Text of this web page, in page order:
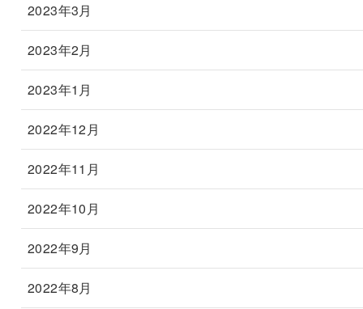
2023年3月
2023年2月
2023年1月
2022年12月
2022年11月
2022年10月
2022年9月
2022年8月